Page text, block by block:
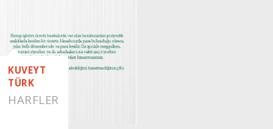
KUVEYT
TÜRK
HARFLER